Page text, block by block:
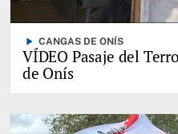
play_arrow CANGAS DE ONÍS
VÍDEO Pasaje del
de Onís